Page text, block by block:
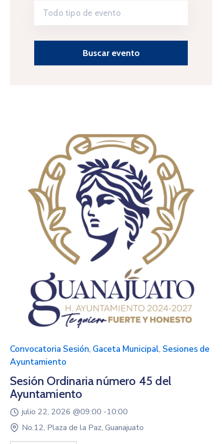
Todo tipo de evento
Convocatoria Sesión, Gaceta Municipal, Sesiones de
Ayuntamiento
Sesión Ordinaria número 45 del
Ayuntamiento
julio 22, 2026 @09:00 -10:00
No.12, Plaza de la Paz, Guanajuato